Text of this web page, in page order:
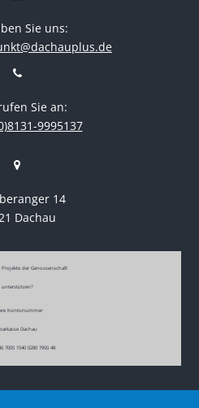
Sie uns:
Sie an:
9995137
14
Dachau
der Genossenschaft
unterstützen?
Kontonummer:
Dachau
7005 1540 0280 7950 48